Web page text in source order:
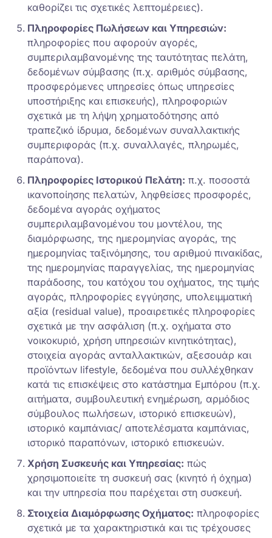
καθορίζει τις σχετικές λεπτομέρειες).
Πληροφορίες Πωλήσεων και Υπηρεσιών:
πληροφορίες που αφορούν αγορές,
συμπεριλαμβανομένης της ταυτότητας πελάτη,
δεδομένων σύμβασης (π.χ. αριθμός σύμβασης,
προσφερόμενες υπηρεσίες όπως υπηρεσίες
υποστήριξης και επισκευής), πληροφοριών
σχετικά με τη λήψη χρηματοδότησης από
τραπεζικό ίδρυμα, δεδομένων συναλλακτικής
συμπεριφοράς (π.χ. συναλλαγές, πληρωμές,
παράπονα).
Πληροφορίες Ιστορικού Πελάτη: π.χ. ποσοστά
ικανοποίησης πελατών, ληφθείσες προσφορές,
δεδομένα αγοράς οχήματος
συμπεριλαμβανομένου του μοντέλου, της
διαμόρφωσης, της ημερομηνίας αγοράς, της
ημερομηνίας ταξινόμησης, του αριθμού πινακίδας,
της ημερομηνίας παραγγελίας, της ημερομηνίας
παράδοσης, του κατόχου του οχήματος, της τιμής
αγοράς, πληροφορίες εγγύησης, υπολειμματική
αξία (residual value), προαιρετικές πληροφορίες
σχετικά με την ασφάλιση (π.χ. οχήματα στο
νοικοκυριό, χρήση υπηρεσιών κινητικότητας),
στοιχεία αγοράς ανταλλακτικών, αξεσουάρ και
προϊόντων lifestyle, δεδομένα που συλλέχθηκαν
κατά τις επισκέψεις στο κατάστημα Εμπόρου (π.χ.
αιτήματα, συμβουλευτική ενημέρωση, αρμόδιος
σύμβουλος πωλήσεων, ιστορικό επισκευών),
ιστορικό καμπάνιας/ αποτελέσματα καμπάνιας,
ιστορικό παραπόνων, ιστορικό επισκευών.
Χρήση Συσκευής και Υπηρεσίας: πώς
χρησιμοποιείτε τη συσκευή σας (κινητό ή όχημα)
και την υπηρεσία που παρέχεται στη συσκευή.
Στοιχεία Διαμόρφωσης Οχήματος: πληροφορίες
σχετικά με τα χαρακτηριστικά και τις τρέχουσες